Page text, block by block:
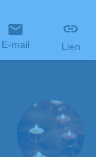
E-mail Lien